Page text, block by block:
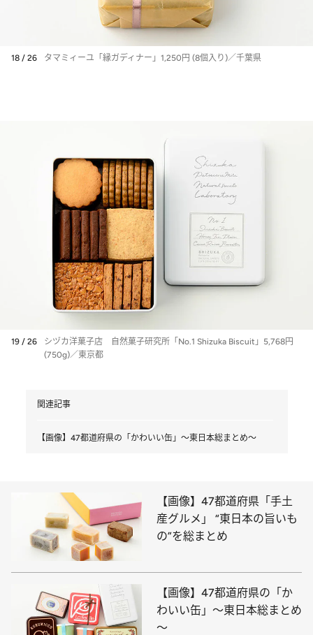
18 / 26 タマミィーユ「縁ガディナー」1,250円 (8個入り)／千葉県
19 / 26
シヅカ洋菓子店 自然菓子研究所「No.1 Shizuka Biscuit」5,768円
(750g)／東京都
関連記事
【画像】47都道府県の「かわいい缶」～東日本総まとめ～
【画像】47都道府県「手土
産グルメ」 “東日本の旨いも
の”を総まとめ
【画像】47都道府県の「か
わいい缶」～東日本総まとめ
～